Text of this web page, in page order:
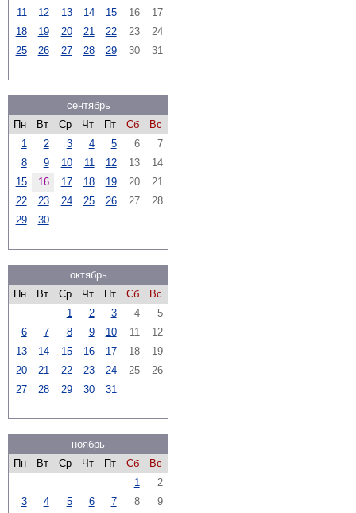
11
12 13 14 15 16
17
18
19 20 21 22 23
24
25
26 27 28 29 30 31
сентябрь
Пн
Вт Ср Чт Пт Сб
Вс
1
2 3 4 5 6
7
8
9 10 11 12 13
14
15
16 17 18 19 20
21
22
23 24 25 26 27
28
29
30
октябрь
Пн
Вт Ср Чт Пт Сб
Вс
1
2 3 4
5
6
7 8 9 10 11
12
13
14 15 16 17 18
19
20
21 22 23 24 25
26
27
28 29 30 31
ноябрь
Пн
Вт Ср Чт Пт Сб
Вс
1
2
3
4 5 6 7 8
9